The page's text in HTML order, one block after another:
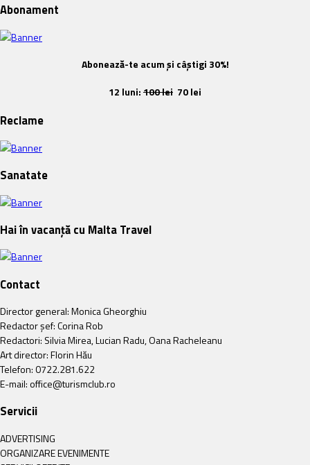
Abonament
Abonează-te acum și câștigi 30%!
12 luni:100 lei 70 lei
Reclame
Sanatate
Hai în vacanță cu Malta Travel
Contact
Director general: Monica Gheorghiu
Redactor șef: Corina Rob
Redactori: Silvia Mirea, Lucian Radu, Oana Racheleanu
Art director: Florin Hău
Telefon: 0722.281.622
E-mail: office@turismclub.ro
Servicii
ADVERTISING
ORGANIZARE EVENIMENTE